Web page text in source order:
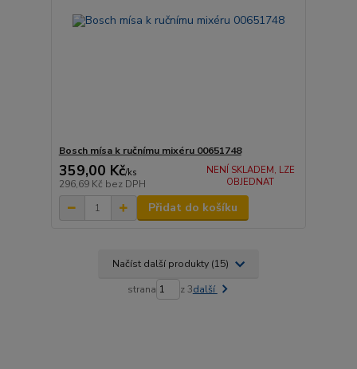
Bosch mísa k ručnímu mixéru 00651748
359,00 Kč/ks
296,69 Kč bez DPH
NENÍ SKLADEM, LZE
OBJEDNAT
Přidat do košíku
Načíst další produkty (15)
strana z 3další